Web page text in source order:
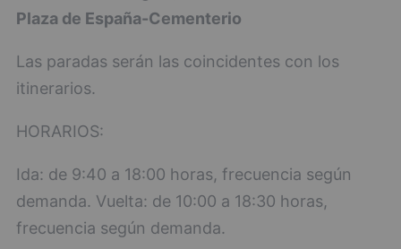
Plaza de España-Cementerio
Las paradas serán las coincidentes con los
itinerarios.
HORARIOS:
Ida: de 9:40 a 18:00 horas, frecuencia según
demanda. Vuelta: de 10:00 a 18:30 horas,
frecuencia según demanda.